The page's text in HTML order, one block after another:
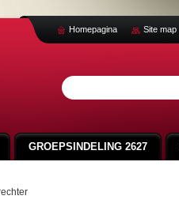
GROEPSINDELING 2627
Homepagina Site map